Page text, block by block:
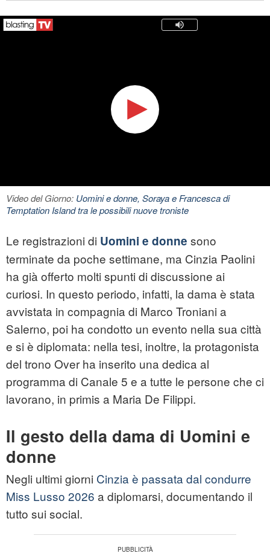
Video del Giorno: Uomini e donne, Soraya e Francesca di
Temptation Island tra le possibili nuove troniste
Le registrazioni di Uomini e donne sono
terminate da poche settimane, ma Cinzia Paolini
ha già offerto molti spunti di discussione ai
curiosi. In questo periodo, infatti, la dama è stata
avvistata in compagnia di Marco Troniani a
Salerno, poi ha condotto un evento nella sua città
e si è diplomata: nella tesi, inoltre, la protagonista
del trono Over ha inserito una dedica al
programma di Canale 5 e a tutte le persone che ci
lavorano, in primis a Maria De Filippi.
Il gesto della dama di Uomini e
donne
Negli ultimi giorni Cinzia è passata dal condurre
Miss Lusso 2026 a diplomarsi, documentando il
tutto sui social.